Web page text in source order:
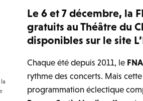
Le 6 et 7 décembre, la
gratuits au Théâtre du
disponibles sur le site
Chaque été depuis 2011, le
rythme des concerts. Mais
programmation éclectique